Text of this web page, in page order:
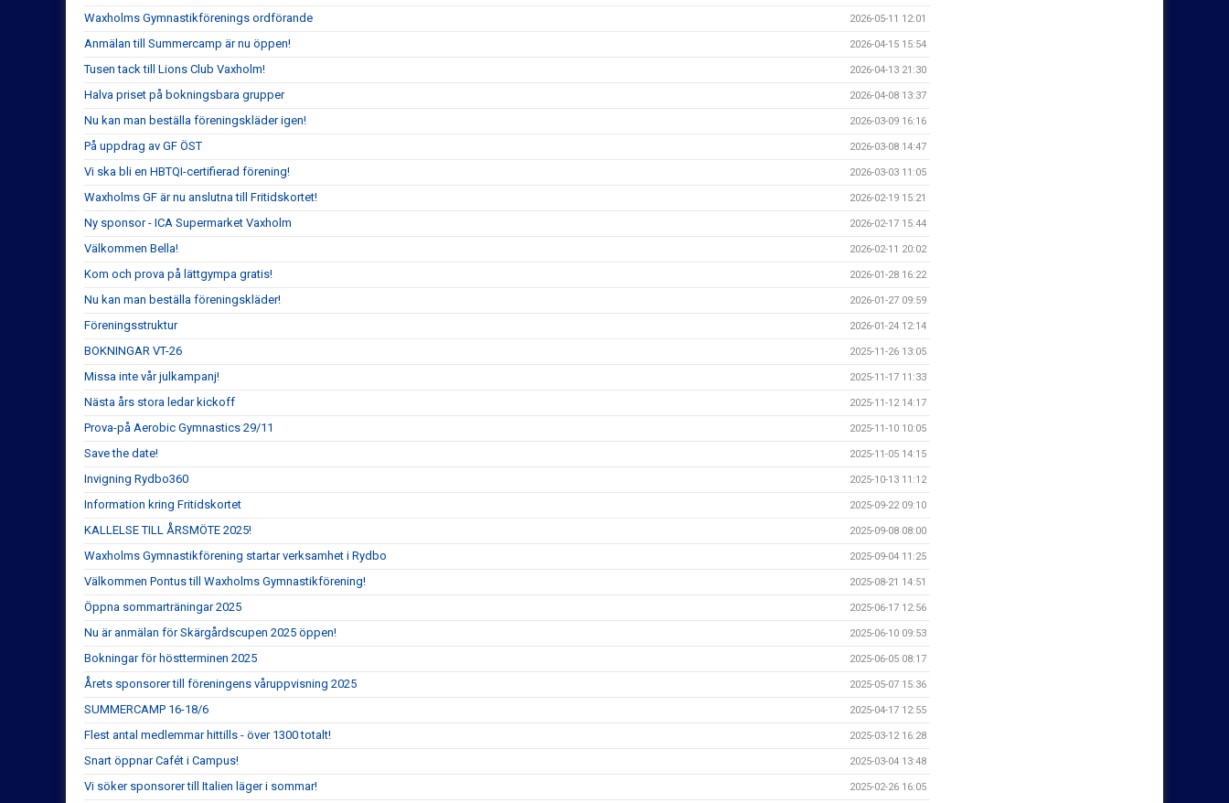
Waxholms Gymnastikförenings ordförande 2026-05-11 12:01
Anmälan till Summercamp är nu öppen! 2026-04-15 15:54
Tusen tack till Lions Club Vaxholm! 2026-04-13 21:30
Halva priset på bokningsbara grupper 2026-04-08 13:37
Nu kan man beställa föreningskläder igen! 2026-03-09 16:16
På uppdrag av GF ÖST 2026-03-08 14:47
Vi ska bli en HBTQI-certifierad förening! 2026-03-03 11:05
Waxholms GF är nu anslutna till Fritidskortet! 2026-02-19 15:21
Ny sponsor - ICA Supermarket Vaxholm 2026-02-17 15:44
Välkommen Bella! 2026-02-11 20:02
Kom och prova på lättgympa gratis! 2026-01-28 16:22
Nu kan man beställa föreningskläder! 2026-01-27 09:59
Föreningsstruktur 2026-01-24 12:14
BOKNINGAR VT-26 2025-11-26 13:05
Missa inte vår julkampanj! 2025-11-17 11:33
Nästa års stora ledar kickoff 2025-11-12 14:17
Prova-på Aerobic Gymnastics 29/11 2025-11-10 10:05
Save the date! 2025-11-05 14:15
Invigning Rydbo360 2025-10-13 11:12
Information kring Fritidskortet 2025-09-22 09:10
KALLELSE TILL ÅRSMÖTE 2025! 2025-09-08 08:00
Waxholms Gymnastikförening startar verksamhet i Rydbo 2025-09-04 11:25
Välkommen Pontus till Waxholms Gymnastikförening! 2025-08-21 14:51
Öppna sommarträningar 2025 2025-06-17 12:56
Nu är anmälan för Skärgårdscupen 2025 öppen! 2025-06-10 09:53
Bokningar för höstterminen 2025 2025-06-05 08:17
Årets sponsorer till föreningens våruppvisning 2025 2025-05-07 15:36
SUMMERCAMP 16-18/6 2025-04-17 12:55
Flest antal medlemmar hittills - över 1300 totalt! 2025-03-12 16:28
Snart öppnar Cafét i Campus! 2025-03-04 13:48
Vi söker sponsorer till Italien läger i sommar! 2025-02-26 16:05